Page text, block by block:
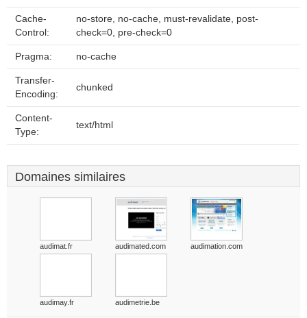
Cache-
Control:
no-store, no-cache, must-revalidate, post-
check=0, pre-check=0
Pragma: no-cache
Transfer-
Encoding:
chunked
Content-
Type:
text/html
Domaines similaires
audimat.fr audimated.com audimation.com
audimay.fr audimetrie.be